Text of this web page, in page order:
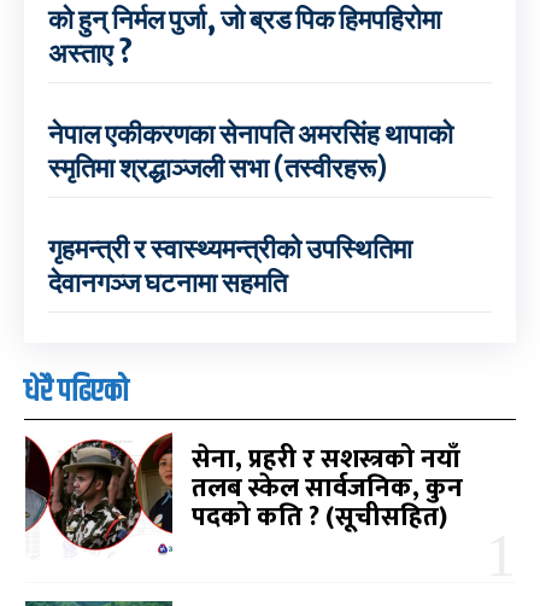
को हुन् निर्मल पुर्जा, जो ब्रड पिक हिमपहिरोमा
अस्ताए ?
नेपाल एकीकरणका सेनापति अमरसिंह थापाको
स्मृतिमा श्रद्धाञ्जली सभा (तस्वीरहरू)
गृहमन्त्री र स्वास्थ्यमन्त्रीको उपस्थितिमा
देवानगञ्ज घटनामा सहमति
धेरै पढिएको
सेना, प्रहरी र सशस्त्रको नयाँ
तलब स्केल सार्वजनिक, कुन
पदको कति ? (सूचीसहित)